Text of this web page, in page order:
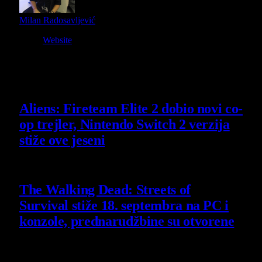
Milan Radosavljević
Website
Aliens: Fireteam Elite 2 dobio novi co-
op trejler, Nintendo Switch 2 verzija
stiže ove jeseni
The Walking Dead: Streets of
Survival stiže 18. septembra na PC i
konzole, prednarudžbine su otvorene